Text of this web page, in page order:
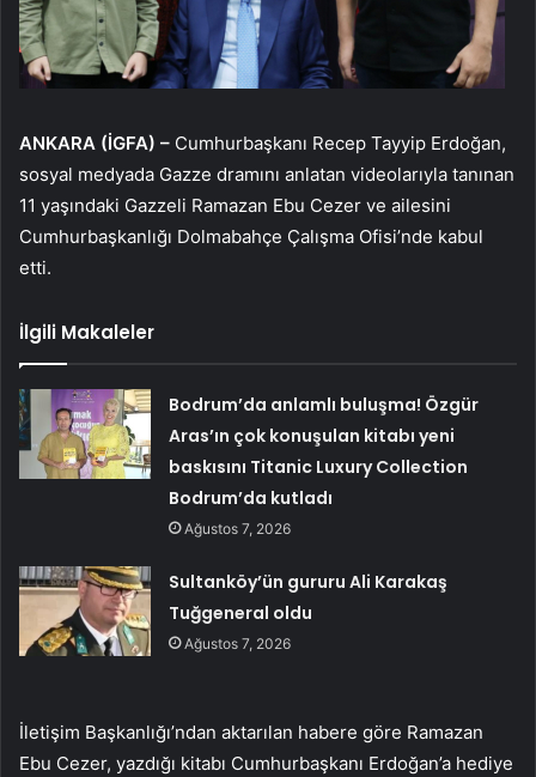
ANKARA (İGFA) – Cumhurbaşkanı Recep Tayyip Erdoğan,
sosyal medyada Gazze dramını anlatan videolarıyla tanınan
11 yaşındaki Gazzeli Ramazan Ebu Cezer ve ailesini
Cumhurbaşkanlığı Dolmabahçe Çalışma Ofisi’nde kabul
etti.
İlgili Makaleler
Bodrum’da anlamlı buluşma! Özgür
Aras’ın çok konuşulan kitabı yeni
baskısını Titanic Luxury Collection
Bodrum’da kutladı
Ağustos 7, 2026
Sultanköy’ün gururu Ali Karakaş
Tuğgeneral oldu
Ağustos 7, 2026
İletişim Başkanlığı’ndan aktarılan habere göre Ramazan
Ebu Cezer, yazdığı kitabı Cumhurbaşkanı Erdoğan’a hediye